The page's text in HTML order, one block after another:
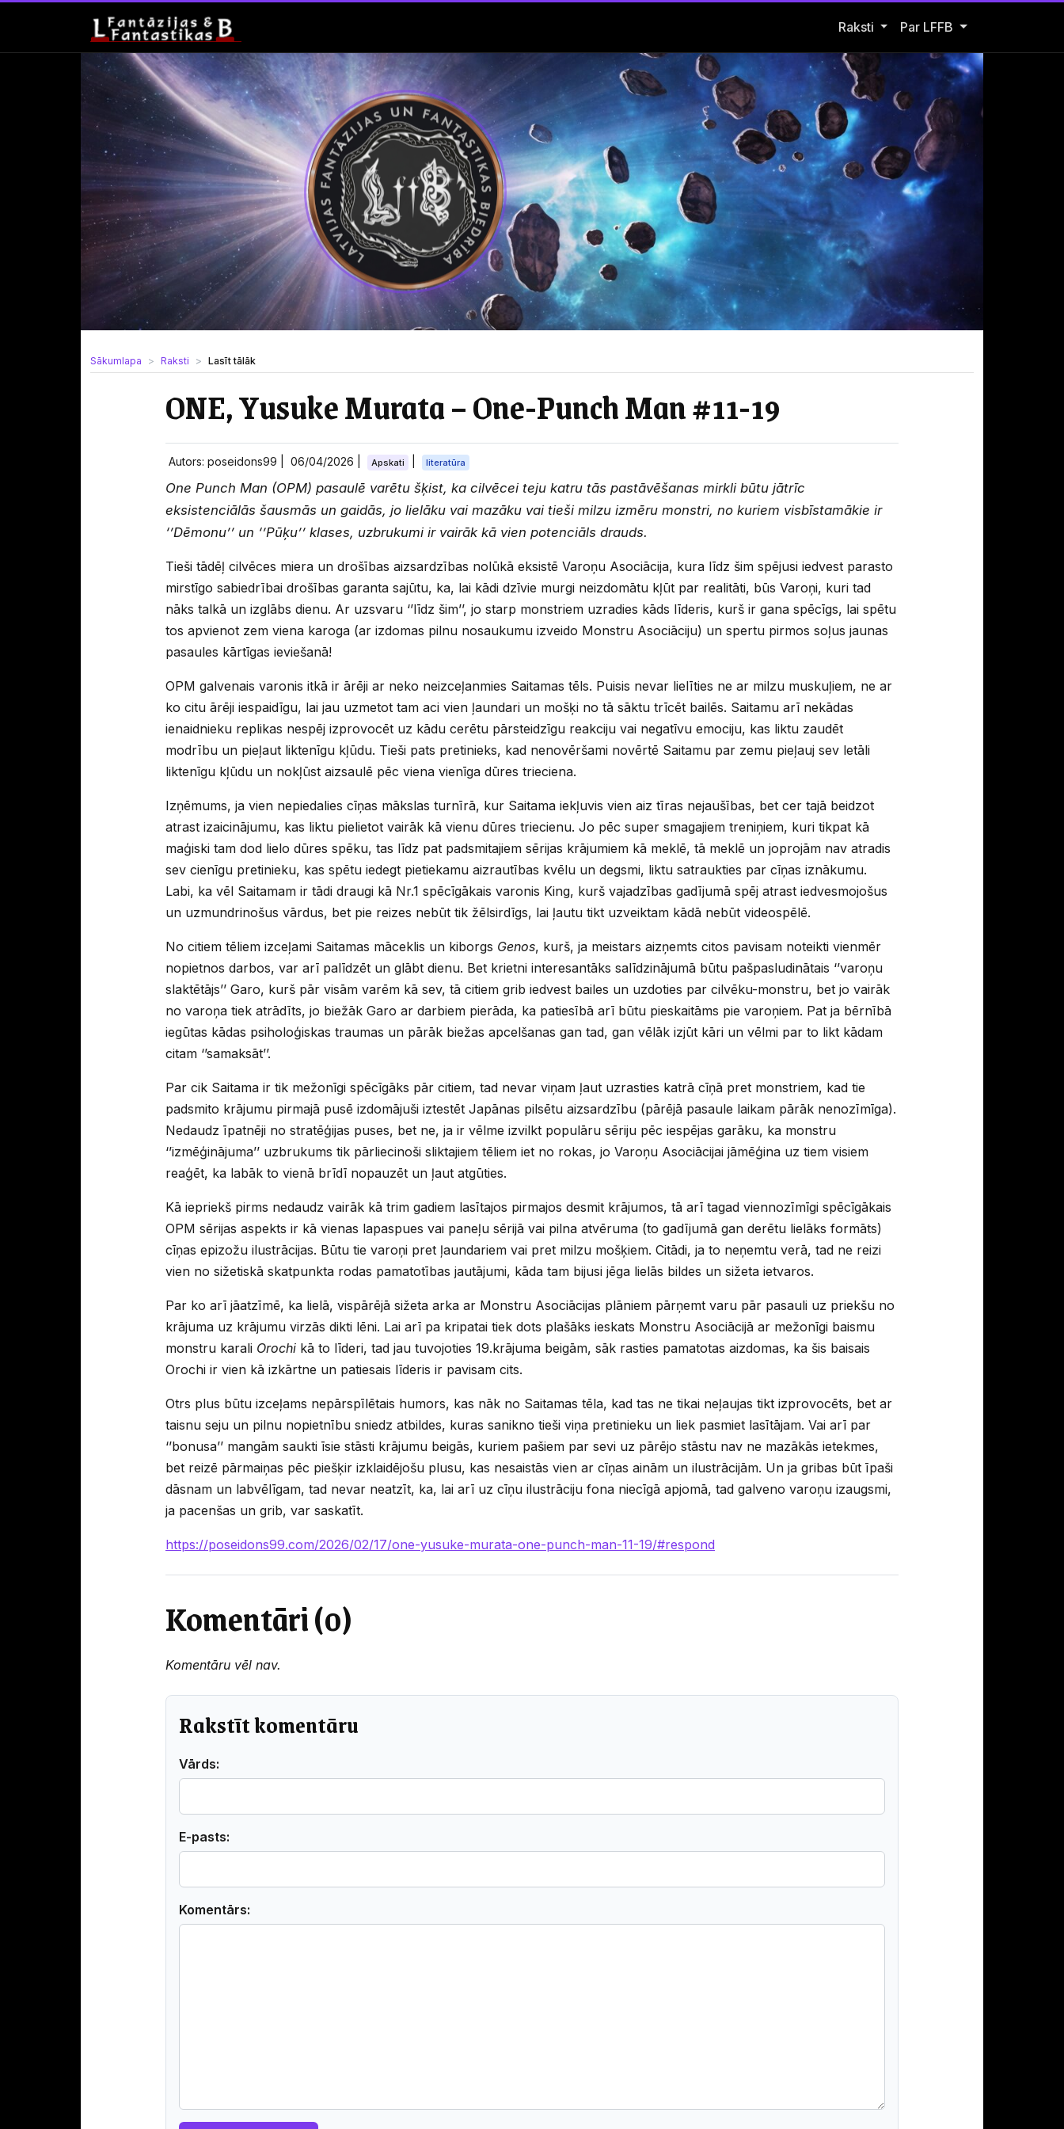
Raksti Open Raksti submenu
Par LFFB
Sākumlapa Raksti Lasīt tālāk
ONE, Yusuke Murata – One-Punch Man #11-19
Autors: poseidons99 | 06/04/2026 Apskati literatūra
One Punch Man (OPM) pasaulē varētu šķist, ka cilvēcei teju katru tās pastāvēšanas mirkli būtu jātrīc
eksistenciālās šausmās un gaidās, jo lielāku vai mazāku vai tieši milzu izmēru monstri, no kuriem visbīstamākie ir
‘’Dēmonu’’ un ‘’Pūķu’’ klases, uzbrukumi ir vairāk kā vien potenciāls drauds.
Tieši tādēļ cilvēces miera un drošības aizsardzības nolūkā eksistē Varoņu Asociācija, kura līdz šim spējusi iedvest parasto
mirstīgo sabiedrībai drošības garanta sajūtu, ka, lai kādi dzīvie murgi neizdomātu kļūt par realitāti, būs Varoņi, kuri tad
nāks talkā un izglābs dienu. Ar uzsvaru ‘’līdz šim’’, jo starp monstriem uzradies kāds līderis, kurš ir gana spēcīgs, lai spētu
tos apvienot zem viena karoga (ar izdomas pilnu nosaukumu izveido Monstru Asociāciju) un spertu pirmos soļus jaunas
pasaules kārtīgas ieviešanā!
OPM galvenais varonis itkā ir ārēji ar neko neizceļanmies Saitamas tēls. Puisis nevar lielīties ne ar milzu muskuļiem, ne ar
ko citu ārēji iespaidīgu, lai jau uzmetot tam aci vien ļaundari un mošķi no tā sāktu trīcēt bailēs. Saitamu arī nekādas
ienaidnieku replikas nespēj izprovocēt uz kādu cerētu pārsteidzīgu reakciju vai negatīvu emociju, kas liktu zaudēt
modrību un pieļaut liktenīgu kļūdu. Tieši pats pretinieks, kad nenovēršami novērtē Saitamu par zemu pieļauj sev letāli
liktenīgu kļūdu un nokļūst aizsaulē pēc viena vienīga dūres trieciena.
Izņēmums, ja vien nepiedalies cīņas mākslas turnīrā, kur Saitama iekļuvis vien aiz tīras nejaušības, bet cer tajā beidzot
atrast izaicinājumu, kas liktu pielietot vairāk kā vienu dūres triecienu. Jo pēc super smagajiem treniņiem, kuri tikpat kā
maģiski tam dod lielo dūres spēku, tas līdz pat padsmitajiem sērijas krājumiem kā meklē, tā meklē un joprojām nav atradis
sev cienīgu pretinieku, kas spētu iedegt pietiekamu aizrautības kvēlu un degsmi, liktu satraukties par cīņas iznākumu.
Labi, ka vēl Saitamam ir tādi draugi kā Nr.1 spēcīgākais varonis King, kurš vajadzības gadījumā spēj atrast iedvesmojošus
un uzmundrinošus vārdus, bet pie reizes nebūt tik žēlsirdīgs, lai ļautu tikt uzveiktam kādā nebūt videospēlē.
No citiem tēliem izceļami Saitamas māceklis un kiborgs Genos, kurš, ja meistars aizņemts citos pavisam noteikti vienmēr
nopietnos darbos, var arī palīdzēt un glābt dienu. Bet krietni interesantāks salīdzinājumā būtu pašpasludinātais ‘’varoņu
slaktētājs’’ Garo, kurš pār visām varēm kā sev, tā citiem grib iedvest bailes un uzdoties par cilvēku-monstru, bet jo vairāk
no varoņa tiek atrādīts, jo biežāk Garo ar darbiem pierāda, ka patiesībā arī būtu pieskaitāms pie varoņiem. Pat ja bērnībā
iegūtas kādas psiholoģiskas traumas un pārāk biežas apcelšanas gan tad, gan vēlāk izjūt kāri un vēlmi par to likt kādam
citam ‘’samaksāt’’.
Par cik Saitama ir tik mežonīgi spēcīgāks pār citiem, tad nevar viņam ļaut uzrasties katrā cīņā pret monstriem, kad tie
padsmito krājumu pirmajā pusē izdomājuši iztestēt Japānas pilsētu aizsardzību (pārējā pasaule laikam pārāk nenozīmīga).
Nedaudz īpatnēji no stratēģijas puses, bet ne, ja ir vēlme izvilkt populāru sēriju pēc iespējas garāku, ka monstru
‘’izmēģinājuma’’ uzbrukums tik pārliecinoši sliktajiem tēliem iet no rokas, jo Varoņu Asociācijai jāmēģina uz tiem visiem
reaģēt, ka labāk to vienā brīdī nopauzēt un ļaut atgūties.
Kā iepriekš pirms nedaudz vairāk kā trim gadiem lasītajos pirmajos desmit krājumos, tā arī tagad viennozīmīgi spēcīgākais
OPM sērijas aspekts ir kā vienas lapaspues vai paneļu sērijā vai pilna atvēruma (to gadījumā gan derētu lielāks formāts)
cīņas epizožu ilustrācijas. Būtu tie varoņi pret ļaundariem vai pret milzu mošķiem. Citādi, ja to neņemtu verā, tad ne reizi
vien no sižetiskā skatpunkta rodas pamatotības jautājumi, kāda tam bijusi jēga lielās bildes un sižeta ietvaros.
Par ko arī jāatzīmē, ka lielā, vispārējā sižeta arka ar Monstru Asociācijas plāniem pārņemt varu pār pasauli uz priekšu no
krājuma uz krājumu virzās dikti lēni. Lai arī pa kripatai tiek dots plašāks ieskats Monstru Asociācijā ar mežonīgi baismu
monstru karali Orochi kā to līderi, tad jau tuvojoties 19.krājuma beigām, sāk rasties pamatotas aizdomas, ka šis baisais
Orochi ir vien kā izkārtne un patiesais līderis ir pavisam cits.
Otrs plus būtu izceļams nepārspīlētais humors, kas nāk no Saitamas tēla, kad tas ne tikai neļaujas tikt izprovocēts, bet ar
taisnu seju un pilnu nopietnību sniedz atbildes, kuras sanikno tieši viņa pretinieku un liek pasmiet lasītājam. Vai arī par
‘’bonusa’’ mangām saukti īsie stāsti krājumu beigās, kuriem pašiem par sevi uz pārējo stāstu nav ne mazākās ietekmes,
bet reizē pārmaiņas pēc piešķir izklaidējošu plusu, kas nesaistās vien ar cīņas ainām un ilustrācijām. Un ja gribas būt īpaši
dāsnam un labvēlīgam, tad nevar neatzīt, ka, lai arī uz cīņu ilustrāciju fona niecīgā apjomā, tad galveno varoņu izaugsmi,
ja pacenšas un grib, var saskatīt.
https://poseidons99.com/2026/02/17/one-yusuke-murata-one-punch-man-11-19/#respond
Komentāri (0)
Komentāru vēl nav.
Rakstīt komentāru
Vārds:
E-pasts:
Komentārs: